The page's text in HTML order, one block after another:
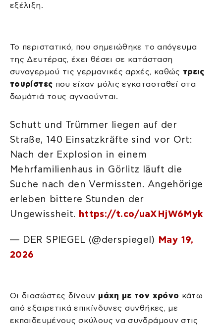
εξέλιξη.
Το περιστατικό, που σημειώθηκε το απόγευμα
της Δευτέρας, έχει θέσει σε κατάσταση
συναγερμού τις γερμανικές αρχές, καθώς τρεις
τουρίστες που είχαν μόλις εγκατασταθεί στα
δωμάτιά τους αγνοούνται.
Schutt und Trümmer liegen auf der
Straße, 140 Einsatzkräfte sind vor Ort:
Nach der Explosion in einem
Mehrfamilienhaus in Görlitz läuft die
Suche nach den Vermissten. Angehörige
erleben bittere Stunden der
Ungewissheit. https://t.co/uaXHjW6Myk
— DER SPIEGEL (@derspiegel) May 19,
2026
Οι διασώστες δίνουν μάχη με τον χρόνο κάτω
από εξαιρετικά επικίνδυνες συνθήκες, με
εκπαιδευμένους σκύλους να συνδράμουν στις